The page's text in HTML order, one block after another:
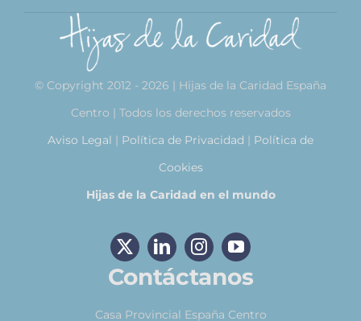
© Copyright 2012 - 2026 | Hijas de la Caridad España
Centro | Todos los derechos reservados
Aviso Legal | Política de Privacidad | Política de
Cookies
Hijas de la Caridad en el mundo
Contáctanos
Casa Provincial España Centro